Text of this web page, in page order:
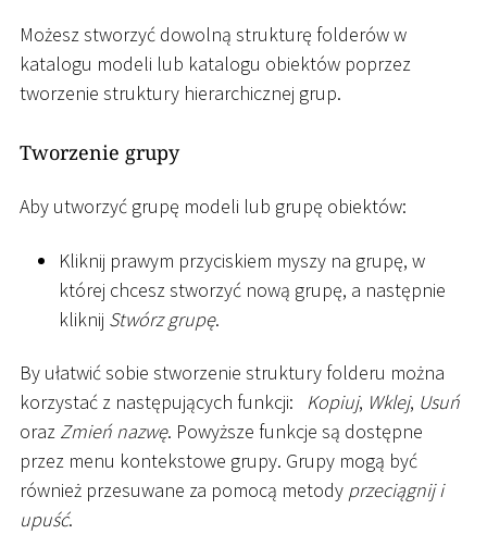
Możesz stworzyć dowolną strukturę folderów w
katalogu modeli lub katalogu obiektów poprzez
tworzenie struktury hierarchicznej grup.
Tworzenie grupy
Aby utworzyć grupę modeli lub grupę obiektów:
Kliknij prawym przyciskiem myszy na grupę, w
której chcesz stworzyć nową grupę, a następnie
kliknij Stwórz grupę.
By ułatwić sobie stworzenie struktury folderu można
korzystać z następujących funkcji:
Kopiuj, Wklej, Usuń
oraz Zmień nazwę. Powyższe funkcje są dostępne
przez menu kontekstowe grupy. Grupy mogą być
również przesuwane za pomocą metody przeciągnij i
upuść.